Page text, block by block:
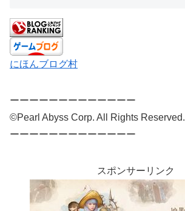
にほんブログ村
ーーーーーーーーーーーーー
©Pearl Abyss Corp. All Rights Reserved.
ーーーーーーーーーーーーー
スポンサーリンク